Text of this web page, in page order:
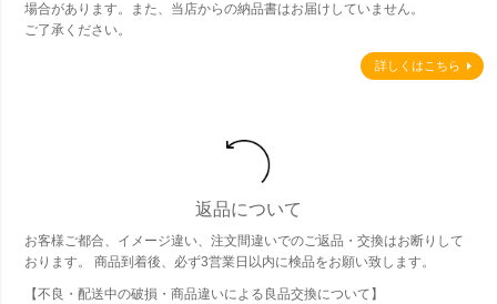
場合があります。また、当店からの納品書はお届けしていません。
ご了承ください。
詳しくはこちら
返品について
お客様ご都合、イメージ違い、注文間違いでのご返品・交換はお断りして
おります。 商品到着後、必ず3営業日以内に検品をお願い致します。
【不良・配送中の破損・商品違いによる良品交換について】